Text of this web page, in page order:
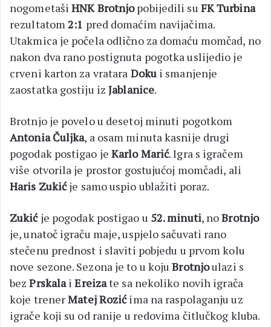
nogometašiHNK Brotnjopobijedili su FK Turbina
rezultatom2:1 pred domaćim navijačima.
Utakmica je počela odlično za domaću momčad, no
nakon dva rano postignuta pogotka uslijedio je
crveni karton za vratara Dokui smanjenje
zaostatka gostiju izJablanice.
Brotnjo je povelo u desetoj minuti pogotkom
Antonia Čuljka, a osam minuta kasnije drugi
pogodak postigao jeKarlo Marić. Igra s igračem
više otvorila je prostor gostujućoj momčadi, ali
Haris Zukićje samo uspio ublažiti poraz.
Zukićje pogodak postigao u 52. minuti, noBrotnjo
je, unatoč igraču maje, uspjelo sačuvati rano
stečenu prednost i slaviti pobjedu u prvom kolu
nove sezone. Sezona je to u kojuBrotnjoulazi s
bezPrskalaiEreizate sa nekoliko novih igrača
koje trenerMatejRozićima na raspolaganju uz
igrače koji su od ranije u redovima čitlučkog kluba.